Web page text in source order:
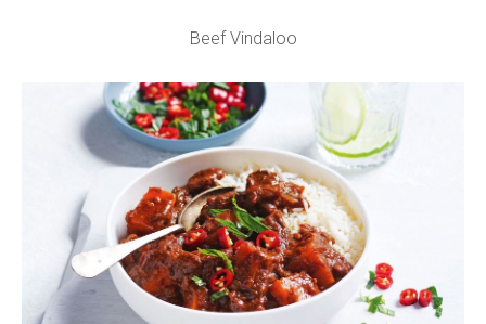
Beef Vindaloo